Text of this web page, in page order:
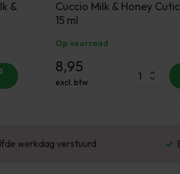
&
Cuccio Milk & Honey
15 ml
Op voorraad
8,95
excl. btw
werkdag verstuurd